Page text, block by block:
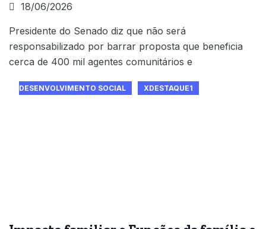
18/06/2026
Presidente do Senado diz que não será
responsabilizado por barrar proposta que beneficia
cerca de 400 mil agentes comunitários e
DESENVOLVIMENTO SOCIAL XDESTAQUE1